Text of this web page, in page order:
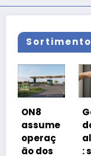
Sortimento
do falso
aluguel
: sinais